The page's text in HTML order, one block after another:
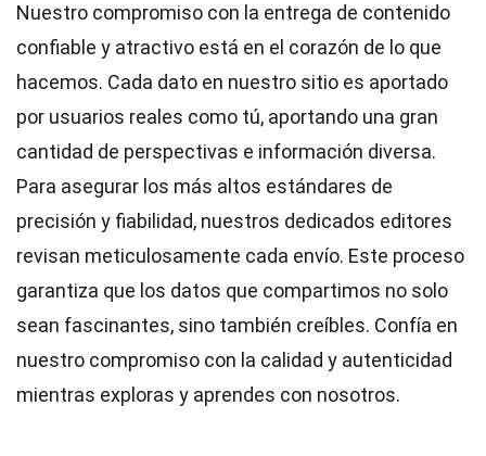
Nuestro compromiso con la entrega de contenido
confiable y atractivo está en el corazón de lo que
hacemos. Cada dato en nuestro sitio es aportado
por usuarios reales como tú, aportando una gran
cantidad de perspectivas e información diversa.
Para asegurar los más altos estándares de
precisión y fiabilidad, nuestros dedicados editores
revisan meticulosamente cada envío. Este proceso
garantiza que los datos que compartimos no solo
sean fascinantes, sino también creíbles. Confía en
nuestro compromiso con la calidad y autenticidad
mientras exploras y aprendes con nosotros.